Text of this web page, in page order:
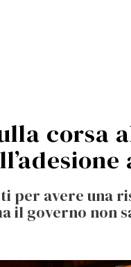
corsa
per avere una
il governo non